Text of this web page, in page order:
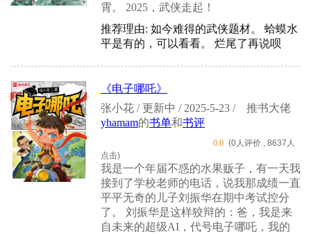
霄。 2025，武侠走起！
推荐理由: 如今难得的武侠题材。 蛤蟆水
平是有的，可以看看。 烂尾了再说呗
《电子哪吒》
张小花 / 更新中 / 2025-5-23 /
推书大佬
yhamam的书单和书评
0.0 (0人评价 , 8637人
点击)
我是一个年届不惑的水果贩子，有一天我
接到了学校老师的电话，说我那成绩一直
平平无奇的儿子刘振华在期中考试控分
了。 刘振华是这样狡辩的：爸，我是来
自未来的超级AI，代号电子哪吒，我的